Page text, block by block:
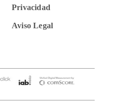
Privacidad
Aviso Legal